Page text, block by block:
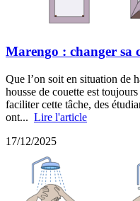
Marengo : changer sa
Que l’on soit en situation de
housse de couette est
faciliter cette tâche, des
ont... Lire l'article
17/12/2025